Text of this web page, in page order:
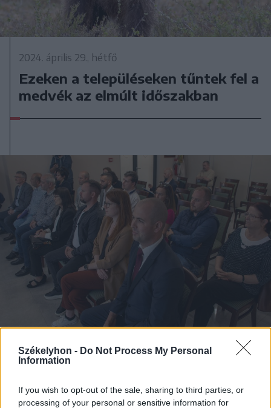
Székelyhon - Do Not Process My Personal
Information
If you wish to opt-out of the sale, sharing to third parties, or
processing of your personal or sensitive information for
2024. április 29., hétfő
Ezeken a településeken tűntek fel a
medvék az elmúlt időszakban
2024. április 29., hétfő
Párt tanácsosjelöltjeit Gálfi Árpád